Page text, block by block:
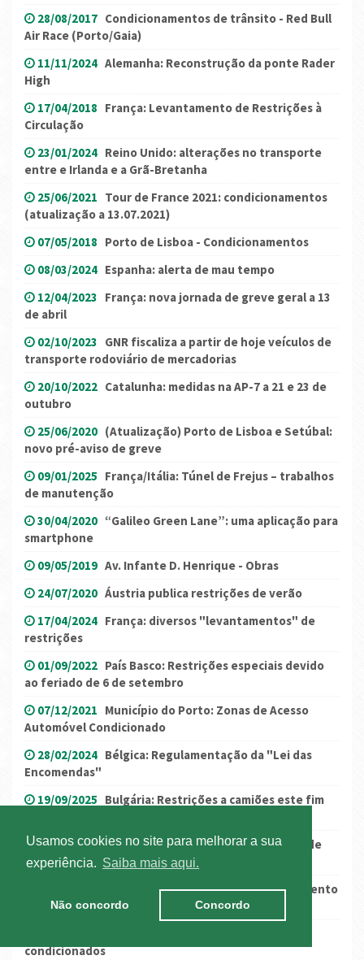
Usamos cookies no site para melhorar a sua
experiência.
Saiba mais aqui.
Não concordo Concordo
28/08/2017 Condicionamentos de trânsito - Red Bull
Air Race (Porto/Gaia)
11/11/2024 Alemanha: Reconstrução da ponte Rader
High
17/04/2018 França: Levantamento de Restrições à
Circulação
23/01/2024 Reino Unido: alterações no transporte
entre e Irlanda e a Grã-Bretanha
25/06/2021 Tour de France 2021: condicionamentos
(atualização a 13.07.2021)
07/05/2018 Porto de Lisboa - Condicionamentos
08/03/2024 Espanha: alerta de mau tempo
12/04/2023 França: nova jornada de greve geral a 13
de abril
02/10/2023 GNR fiscaliza a partir de hoje veículos de
transporte rodoviário de mercadorias
20/10/2022 Catalunha: medidas na AP-7 a 21 e 23 de
outubro
25/06/2020 (Atualização) Porto de Lisboa e Setúbal:
novo pré-aviso de greve
09/01/2025 França/Itália: Túnel de Frejus – trabalhos
de manutenção
30/04/2020 “Galileo Green Lane”: uma aplicação para
smartphone
09/05/2019 Av. Infante D. Henrique - Obras
24/07/2020 Áustria publica restrições de verão
17/04/2024 França: diversos "levantamentos" de
restrições
01/09/2022 País Basco: Restrições especiais devido
ao feriado de 6 de setembro
07/12/2021 Município do Porto: Zonas de Acesso
Automóvel Condicionado
28/02/2024 Bélgica: Regulamentação da "Lei das
Encomendas"
19/09/2025 Bulgária: Restrições a camiões este fim
24/11/2021 Reino Unido: encerrados 11 centros de
testagem
Transportes Especiais - Condicionamento
na A4
condicionados